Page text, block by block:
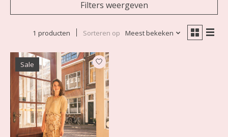
Filters weergeven
1 producten Sorteren op Meest bekeken
Sale